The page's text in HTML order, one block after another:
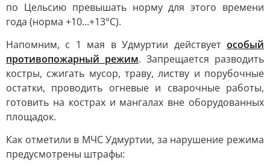
по Цельсию превышать норму для этого времени
года (норма +10...+13°С).
Напомним, с 1 мая в Удмуртии действует особый
противопожарный режим. Запрещается разводить
костры, сжигать мусор, траву, листву и порубочные
остатки, проводить огневые и сварочные работы,
готовить на кострах и мангалах вне оборудованных
площадок.
Как отметили в МЧС Удмуртии, за нарушение режима
предусмотрены штрафы: